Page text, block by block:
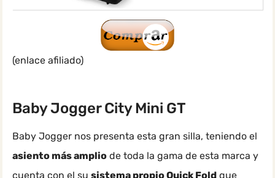
(enlace afiliado)
Baby Jogger City Mini GT
Baby Jogger nos presenta esta gran silla, teniendo el
asiento más amplio de toda la gama de esta marca y
cuenta con el su sistema propio Quick Fold que